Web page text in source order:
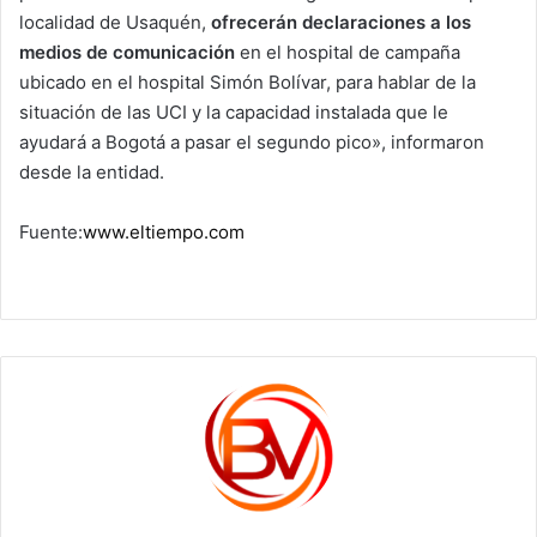
localidad de Usaquén, ofrecerán declaraciones a los
medios de comunicación en el hospital de campaña
ubicado en el hospital Simón Bolívar, para hablar de la
situación de las UCI y la capacidad instalada que le
ayudará a Bogotá a pasar el segundo pico», informaron
desde la entidad.
Fuente:www.eltiempo.com